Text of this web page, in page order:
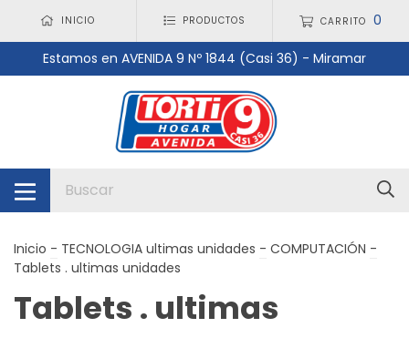
INICIO PRODUCTOS CARRITO 0
Estamos en AVENIDA 9 Nº 1844 (Casi 36) - Miramar
Inicio - TECNOLOGIA ultimas unidades - COMPUTACIÓN -
Tablets . ultimas unidades
Tablets . ultimas